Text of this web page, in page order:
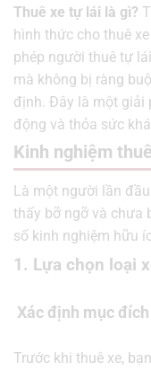
Thuê xe tự lái là gì?
hình thức cho thuê
phép người thuê tự
mà không bị ràng
định. Đây là một giải
động và thỏa sức
Kinh nghiệm
Là một người lần
thấy bỡ ngỡ và chưa
số kinh nghiệm hữu
1. Lựa chọn loại
Xác định mục
Trước khi thuê xe,